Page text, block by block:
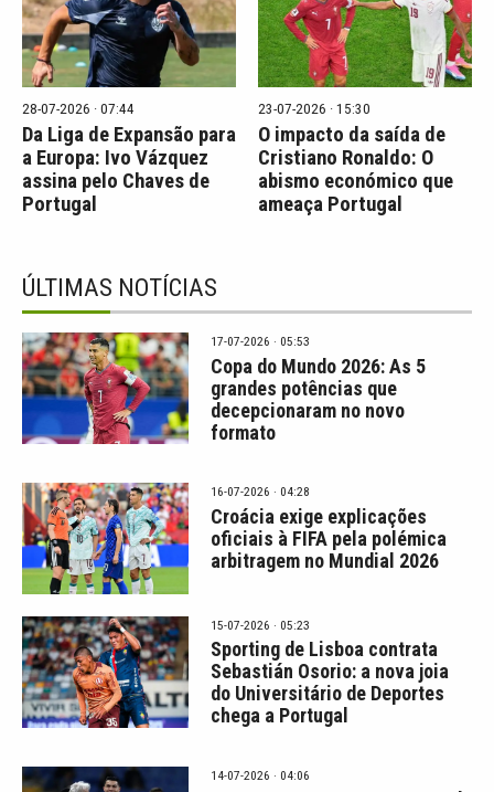
28-07-2026 · 07:44
Da Liga de Expansão para
a Europa: Ivo Vázquez
assina pelo Chaves de
Portugal
23-07-2026 · 15:30
O impacto da saída de
Cristiano Ronaldo: O
abismo económico que
ameaça Portugal
ÚLTIMAS NOTÍCIAS
17-07-2026 · 05:53
Copa do Mundo 2026: As 5
grandes potências que
decepcionaram no novo
formato
16-07-2026 · 04:28
Croácia exige explicações
oficiais à FIFA pela polémica
arbitragem no Mundial 2026
15-07-2026 · 05:23
Sporting de Lisboa contrata
Sebastián Osorio: a nova joia
do Universitário de Deportes
chega a Portugal
14-07-2026 · 04:06